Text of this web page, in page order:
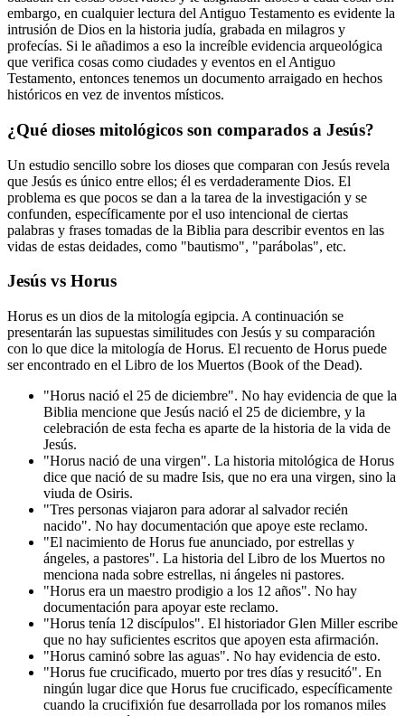
embargo, en cualquier lectura del Antiguo Testamento es evidente la
intrusión de Dios en la historia judía, grabada en milagros y
profecías. Si le añadimos a eso la increíble evidencia arqueológica
que verifica cosas como ciudades y eventos en el Antiguo
Testamento, entonces tenemos un documento arraigado en hechos
históricos en vez de inventos místicos.
¿Qué dioses mitológicos son comparados a Jesús?
Un estudio sencillo sobre los dioses que comparan con Jesús revela
que Jesús es único entre ellos; él es verdaderamente Dios. El
problema es que pocos se dan a la tarea de la investigación y se
confunden, específicamente por el uso intencional de ciertas
palabras y frases tomadas de la Biblia para describir eventos en las
vidas de estas deidades, como "bautismo", "parábolas", etc.
Jesús vs Horus
Horus es un dios de la mitología egipcia. A continuación se
presentarán las supuestas similitudes con Jesús y su comparación
con lo que dice la mitología de Horus. El recuento de Horus puede
ser encontrado en el Libro de los Muertos (Book of the Dead).
"Horus nació el 25 de diciembre". No hay evidencia de que la
Biblia mencione que Jesús nació el 25 de diciembre, y la
celebración de esta fecha es aparte de la historia de la vida de
Jesús.
"Horus nació de una virgen". La historia mitológica de Horus
dice que nació de su madre Isis, que no era una virgen, sino la
viuda de Osiris.
"Tres personas viajaron para adorar al salvador recién
nacido". No hay documentación que apoye este reclamo.
"El nacimiento de Horus fue anunciado, por estrellas y
ángeles, a pastores". La historia del Libro de los Muertos no
menciona nada sobre estrellas, ni ángeles ni pastores.
"Horus era un maestro prodigio a los 12 años". No hay
documentación para apoyar este reclamo.
"Horus tenía 12 discípulos". El historiador Glen Miller escribe
que no hay suficientes escritos que apoyen esta afirmación.
"Horus caminó sobre las aguas". No hay evidencia de esto.
"Horus fue crucificado, muerto por tres días y resucitó". En
ningún lugar dice que Horus fue crucificado, específicamente
cuando la crucifixión fue desarrollada por los romanos miles